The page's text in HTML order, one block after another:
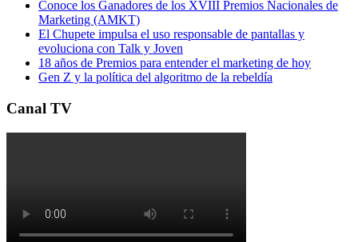
Conoce los Ganadores de los XVIII Premios Nacionales de
Marketing (AMKT)
El Chupete impulsa el uso responsable de pantallas y
evoluciona con Talk y Joven
18 años de Premios para entender el marketing de hoy
Gen Z y la política del algoritmo de la rebeldía
Canal TV